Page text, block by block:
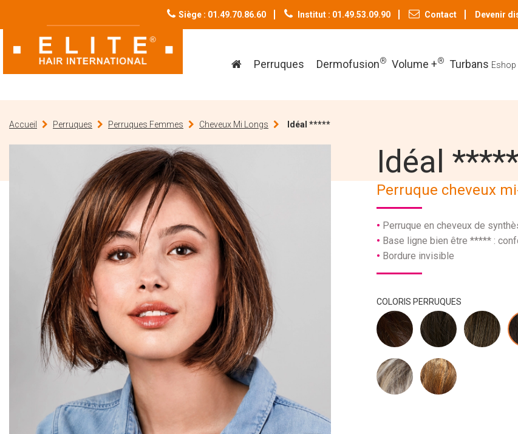
Siège : 01.49.70.86.60 Institut : 01.49.53.09.90 Contact Devenir
Perruques Dermofusion® Volume +® Turbans Eshop
Accueil Perruques Perruques Femmes Cheveux Mi Longs Idéal *****
Idéal
Perruque cheveux
Perruque en cheveux de
Base ligne bien être ***** :
Bordure invisible
COLORIS PERRUQUES